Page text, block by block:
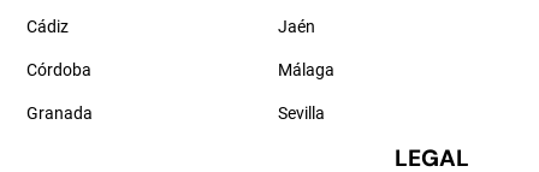
Cádiz
Córdoba
Granada
Jaén
Málaga
Sevilla
LEGAL